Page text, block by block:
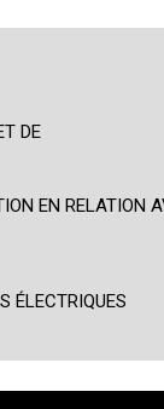
DE
EN RELATION
ÉLECTRIQUES